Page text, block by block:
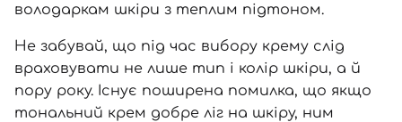
володаркам шкіри з теплим підтоном.
Не забувай, що під час вибору крему слід
враховувати не лише тип і колір шкіри, а й
пору року. Існує поширена помилка, що якщо
тональний крем добре ліг на шкіру, ним